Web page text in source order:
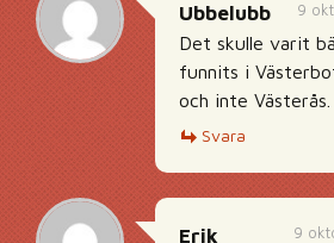
9
Ubbelubb
Det skulle varit
funnits i
och inte Västerås.
Svara
9
Erik